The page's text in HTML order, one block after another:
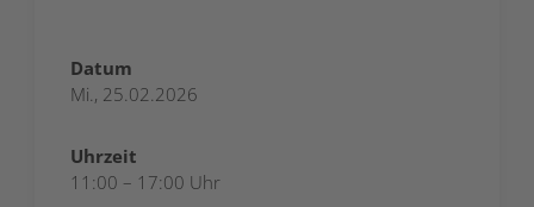
Datum
Mi., 25.02.2026
Uhrzeit
11:00 – 17:00 Uhr